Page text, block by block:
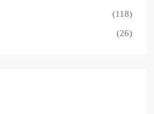
(118)
(26)